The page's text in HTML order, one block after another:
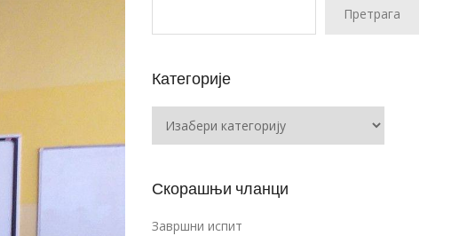
Претрага
Категорије
Скорашњи чланци
Завршни испит